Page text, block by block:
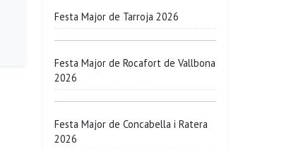
Festa Major de Tarroja 2026
Festa Major de Rocafort de Vallbona
2026
Festa Major de Concabella i Ratera
2026